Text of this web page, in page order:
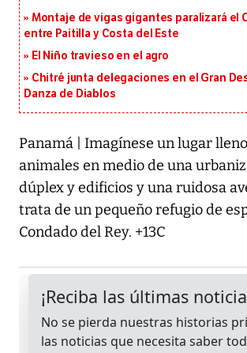
Montaje de vigas gigantes paralizará el
entre Paitilla y Costa del Este
El Niño travieso en el agro
Chitré junta delegaciones en el Gran
Danza de Diablos
Panamá | Imagínese un lugar
animales en medio de una
dúplex y edificios y una ruidosa
trata de un pequeño refugio de
Condado del Rey. +13C